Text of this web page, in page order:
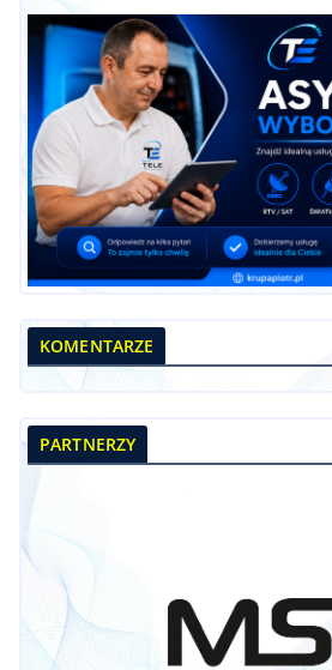
KOMENTARZE
PARTNERZY